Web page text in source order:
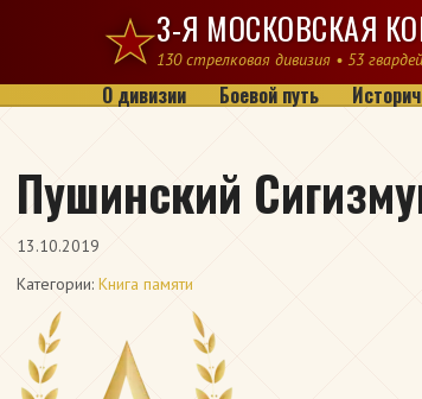
Перейти к содержимому3-Я МОСКОВСКАЯ
130 стрелковая дивизия • 53
О дивизии Боевой путь
Пушинский
13.10.2019
Категории: Книга памяти